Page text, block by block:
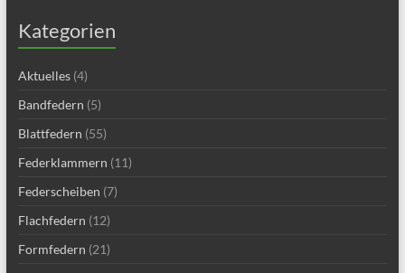
Kategorien
Aktuelles(4)
Bandfedern (5)
Blattfedern (55)
Federklammern (11)
Federscheiben (7)
Flachfedern (12)
Formfedern (21)